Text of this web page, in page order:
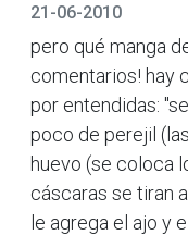
21-06-2010
pero qué manga
comentarios! hay
por entendidas:
poco de perejil
huevo (se coloca
cáscaras se tiran
le agrega el ajo y